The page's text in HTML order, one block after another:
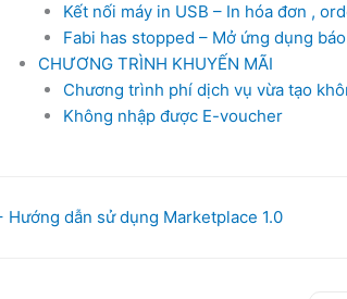
Kết nối máy in USB – In hóa đơn ,
Fabi has stopped – Mở ứng dụng
CHƯƠNG TRÌNH KHUYẾN MÃI
Chương trình phí dịch vụ vừa tạo
Không nhập được E-voucher
Hướng dẫn sử dụng Marketplace 1.0